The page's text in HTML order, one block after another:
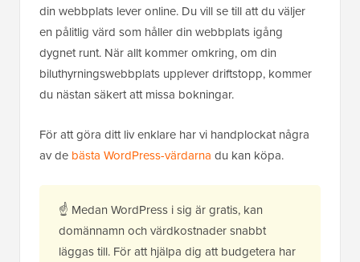
din webbplats lever online. Du vill se till att du väljer
en pålitlig värd som håller din webbplats igång
dygnet runt. När allt kommer omkring, om din
biluthyrningswebbplats upplever driftstopp, kommer
du nästan säkert att missa bokningar.
För att göra ditt liv enklare har vi handplockat några
av de bästa WordPress-värdarna du kan köpa.
☝ Medan WordPress i sig är gratis, kan
domännamn och värdkostnader snabbt
läggas till. För att hjälpa dig att budgetera har